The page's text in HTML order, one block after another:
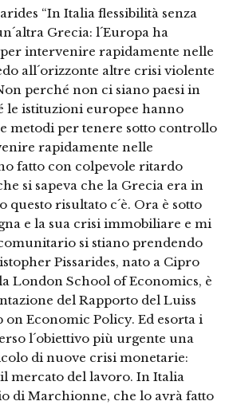
“In Italia flessibilità senza
Grecia: l´Europa ha
intervenire rapidamente nelle
all´orizzonte altre crisi violente
perché non ci siano paesi in
le istituzioni europee hanno
metodi per tenere sotto controllo
rapidamente nelle
fatto con colpevole ritardo
si sapeva che la Grecia era in
questo risultato c´è. Ora è sotto
e la sua crisi immobiliare e mi
si stiano prendendo
Pissarides, nato a Cipro
London School of Economics, è
del Rapporto del Luiss
Economic Policy. Ed esorta i
l´obiettivo più urgente una
di nuove crisi monetarie:
mercato del lavoro. In Italia
di Marchionne, che lo avrà fatto